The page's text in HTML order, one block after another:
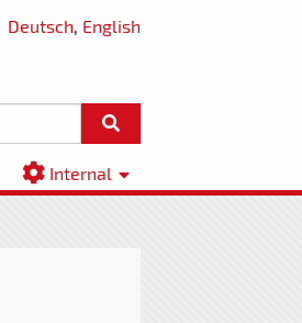
Deutsch, English
Internal